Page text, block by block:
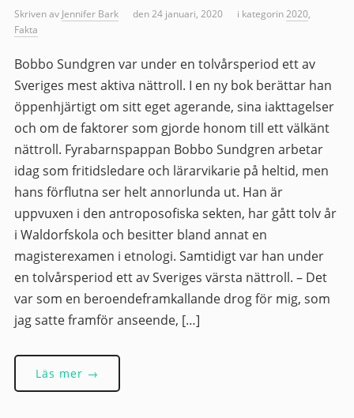
Skriven av Jennifer Bark den 24 januari, 2020 i kategorin2020,
Fakta
Bobbo Sundgren var under en tolvårsperiod ett av
Sveriges mest aktiva nättroll. I en ny bok berättar han
öppenhjärtigt om sitt eget agerande, sina iakttagelser
och om de faktorer som gjorde honom till ett välkänt
nättroll. Fyrabarnspappan Bobbo Sundgren arbetar
idag som fritidsledare och lärarvikarie på heltid, men
hans förflutna ser helt annorlunda ut. Han är
uppvuxen i den antroposofiska sekten, har gått tolv år
i Waldorfskola och besitter bland annat en
magisterexamen i etnologi. Samtidigt var han under
en tolvårsperiod ett av Sveriges värsta nättroll. – Det
var som en beroendeframkallande drog för mig, som
jag satte framför anseende, […]
Läs mer →